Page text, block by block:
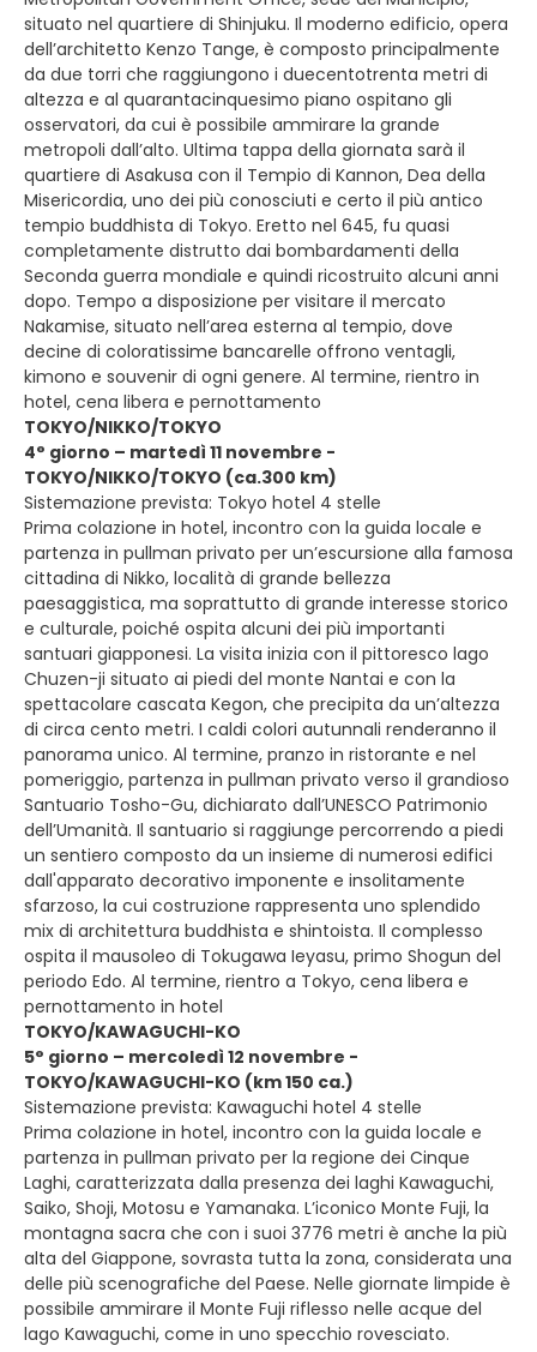
situato nel quartiere di Shinjuku. Il moderno edificio, opera
dell’architetto Kenzo Tange, è composto principalmente
da due torri che raggiungono i duecentotrenta metri di
altezza e al quarantacinquesimo piano ospitano gli
osservatori, da cui è possibile ammirare la grande
metropoli dall’alto. Ultima tappa della giornata sarà il
quartiere di Asakusa con il Tempio di Kannon, Dea della
Misericordia, uno dei più conosciuti e certo il più antico
tempio buddhista di Tokyo. Eretto nel 645, fu quasi
completamente distrutto dai bombardamenti della
Seconda guerra mondiale e quindi ricostruito alcuni anni
dopo. Tempo a disposizione per visitare il mercato
Nakamise, situato nell’area esterna al tempio, dove
decine di coloratissime bancarelle offrono ventagli,
kimono e souvenir di ogni genere. Al termine, rientro in
hotel, cena libera e pernottamento
TOKYO/NIKKO/TOKYO
4° giorno – martedì 11 novembre -
TOKYO/NIKKO/TOKYO (ca.300 km)
Sistemazione prevista: Tokyo hotel 4 stelle
Prima colazione in hotel, incontro con la guida locale e
partenza in pullman privato per un’escursione alla famosa
cittadina di Nikko, località di grande bellezza
paesaggistica, ma soprattutto di grande interesse storico
e culturale, poiché ospita alcuni dei più importanti
santuari giapponesi. La visita inizia con il pittoresco lago
Chuzen-ji situato ai piedi del monte Nantai e con la
spettacolare cascata Kegon, che precipita da un’altezza
di circa cento metri. I caldi colori autunnali renderanno il
panorama unico. Al termine, pranzo in ristorante e nel
pomeriggio, partenza in pullman privato verso il grandioso
Santuario Tosho-Gu, dichiarato dall’UNESCO Patrimonio
dell’Umanità. Il santuario si raggiunge percorrendo a piedi
un sentiero composto da un insieme di numerosi edifici
dall'apparato decorativo imponente e insolitamente
sfarzoso, la cui costruzione rappresenta uno splendido
mix di architettura buddhista e shintoista. Il complesso
ospita il mausoleo di Tokugawa Ieyasu, primo Shogun del
periodo Edo. Al termine, rientro a Tokyo, cena libera e
pernottamento in hotel
TOKYO/KAWAGUCHI-KO
5° giorno – mercoledì 12 novembre -
TOKYO/KAWAGUCHI-KO (km 150 ca.)
Sistemazione prevista: Kawaguchi hotel 4 stelle
Prima colazione in hotel, incontro con la guida locale e
partenza in pullman privato per la regione dei Cinque
Laghi, caratterizzata dalla presenza dei laghi Kawaguchi,
Saiko, Shoji, Motosu e Yamanaka. L’iconico Monte Fuji, la
montagna sacra che con i suoi 3776 metri è anche la più
alta del Giappone, sovrasta tutta la zona, considerata una
delle più scenografiche del Paese. Nelle giornate limpide è
possibile ammirare il Monte Fuji riflesso nelle acque del
lago Kawaguchi, come in uno specchio rovesciato.